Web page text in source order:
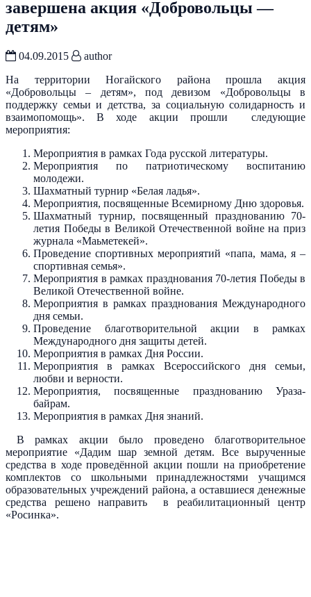
завершена акция «Добровольцы —
детям»
04.09.2015
author
На территории Ногайского района прошла акция
«Добровольцы – детям», под девизом «Добровольцы в
поддержку семьи и детства, за социальную солидарность и
взаимопомощь». В ходе акции прошли следующие
мероприятия:
Мероприятия в рамках Года русской литературы.
Мероприятия по патриотическому воспитанию
молодежи.
Шахматный турнир «Белая ладья».
Мероприятия, посвященные Всемирному Дню здоровья.
Шахматный турнир, посвященный празднованию 70-
летия Победы в Великой Отечественной войне на приз
журнала «Маьметекей».
Проведение спортивных мероприятий «папа, мама, я –
спортивная семья».
Мероприятия в рамках празднования 70-летия Победы в
Великой Отечественной войне.
Мероприятия в рамках празднования Международного
дня семьи.
Проведение благотворительной акции в рамках
Международного дня защиты детей.
Мероприятия в рамках Дня России.
Мероприятия в рамках Всероссийского дня семьи,
любви и верности.
Мероприятия, посвященные празднованию Ураза-
байрам.
Мероприятия в рамках Дня знаний.
В рамках акции было проведено благотворительное
мероприятие «Дадим шар земной детям. Все вырученные
средства в ходе проведённой акции пошли на приобретение
комплектов со школьными принадлежностями учащимся
образовательных учреждений района, а оставшиеся денежные
средства решено направить в реабилитационный центр
«Росинка».